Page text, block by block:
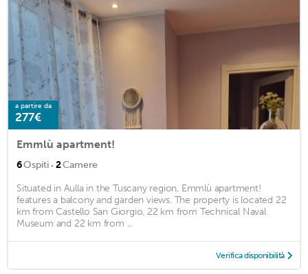
a partire da
277€
Emmlù apartment!
6Ospiti · 2Camere
Situated in Aulla in the Tuscany region, Emmlù apartment!
features a balcony and garden views. The property is located 22
km from Castello San Giorgio, 22 km from Technical Naval
Museum and 22 km from ...
Verifica disponibilità